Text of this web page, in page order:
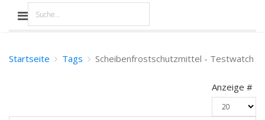
Startseite Tags Scheibenfrostschutzmittel - Testwatch
Anzeige #